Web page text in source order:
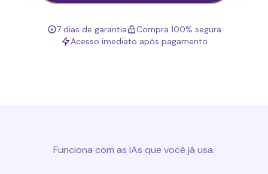
7 dias de garantia
Compra 100% segura
Acesso imediato após pagamento
Funciona com as IAs que você já usa.